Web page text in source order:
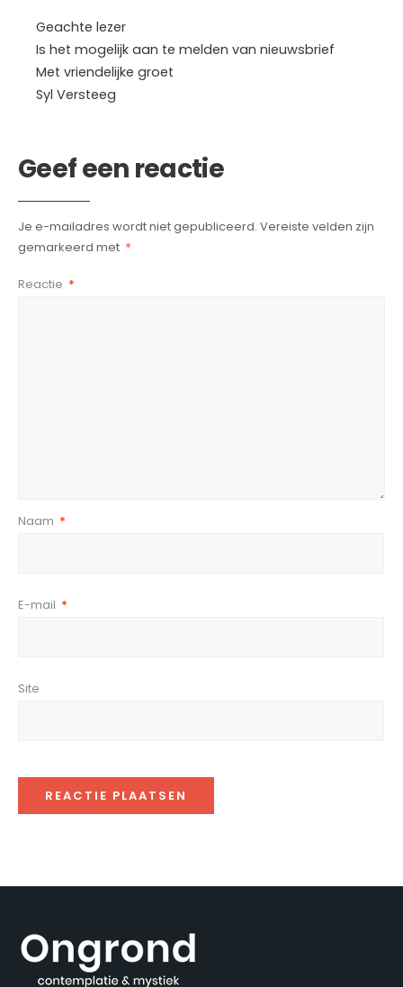
Geachte lezer
Is het mogelijk aan te melden van nieuwsbrief
Met vriendelijke groet
Syl Versteeg
Geef een reactie
Je e-mailadres wordt niet gepubliceerd. Vereiste velden zijn
gemarkeerd met *
Reactie *
Naam *
E-mail *
Site